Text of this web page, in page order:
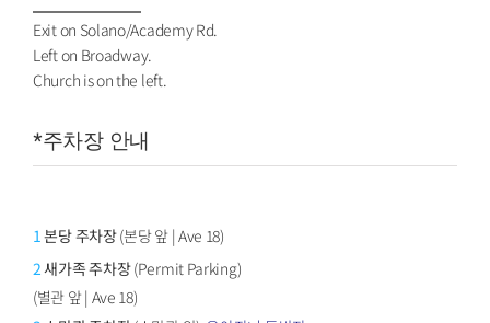
Exit on Solano/Academy Rd.
Left on Broadway.
Church is on the left.
*주차장 안내
1본당 주차장(본당 앞 | Ave 18)
2새가족 주차장(Permit Parking)
(별관 앞 | Ave 18)